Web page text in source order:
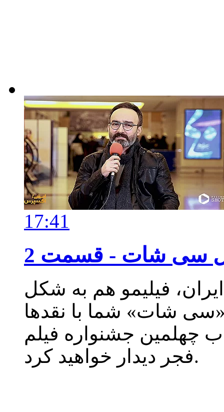
17:41
سی شات - قسمت 2
فیلیمو هم به شکل
«سی شات» شما با نقدها
چهلمین جشنواره فیلم
فجر دیدار خواهید کرد.